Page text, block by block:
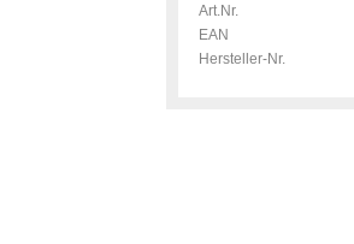
Art.Nr.
EAN
Hersteller-Nr.